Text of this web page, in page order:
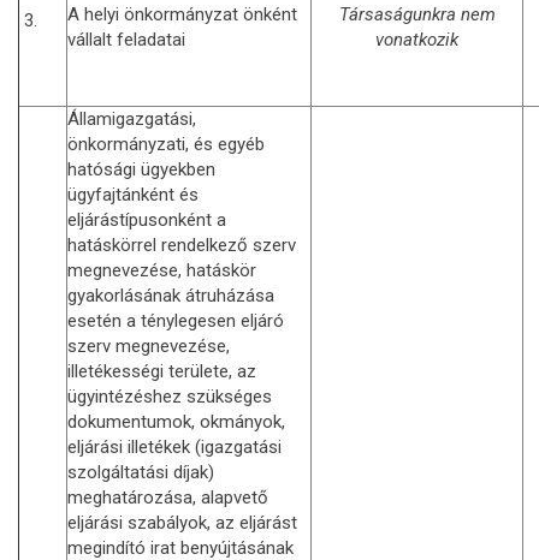
3.
A helyi önkormányzat önként
vállalt feladatai
Társaságunkra nem
vonatkozik
Államigazgatási,
önkormányzati, és egyéb
hatósági ügyekben
ügyfajtánként és
eljárástípusonként a
hatáskörrel rendelkező szerv
megnevezése, hatáskör
gyakorlásának átruházása
esetén a ténylegesen eljáró
szerv megnevezése,
illetékességi területe, az
ügyintézéshez szükséges
dokumentumok, okmányok,
eljárási illetékek (igazgatási
szolgáltatási díjak)
meghatározása, alapvető
eljárási szabályok, az eljárást
megindító irat benyújtásának